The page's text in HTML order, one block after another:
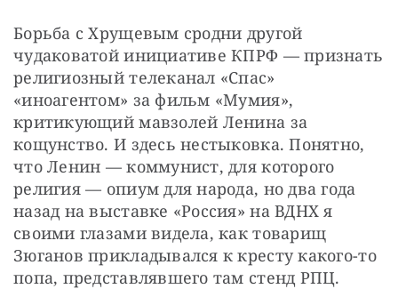
Борьба с Хрущевым сродни другой
чудаковатой инициативе КПРФ — признать
религиозный телеканал «Спас»
«иноагентом» за фильм «Мумия»,
критикующий мавзолей Ленина за
кощунство. И здесь нестыковка. Понятно,
что Ленин — коммунист, для которого
религия — опиум для народа, но два года
назад на выставке «Россия» на ВДНХ я
своими глазами видела, как товарищ
Зюганов прикладывался к кресту какого-то
попа, представлявшего там стенд РПЦ.